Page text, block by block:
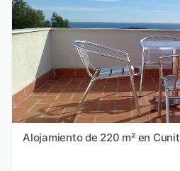
Alojamiento de 220 m² en Cunit